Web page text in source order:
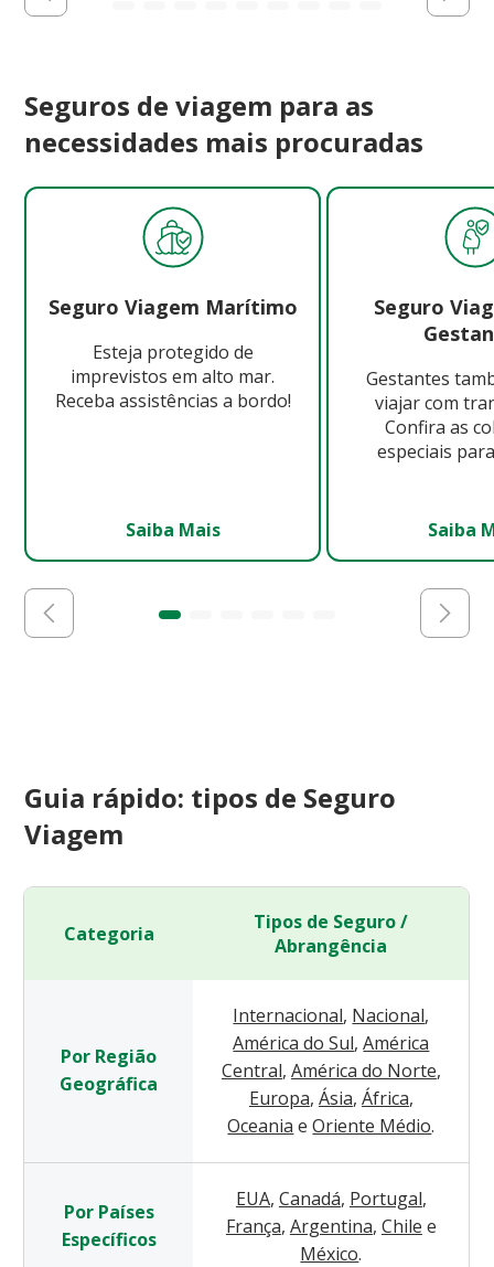
Seguros de viagem para as
necessidades mais procuradas
Seguro Viagem Marítimo
Esteja protegido de
imprevistos em alto mar.
Receba assistências a bordo!
Saiba Mais
Seguro
Gestantes
viajar com
Confira as
especiais
Saiba
Guia rápido: tipos de Seguro
Viagem
Categoria
Tipos de Seguro /
Abrangência
Por Região
Geográfica
Internacional, Nacional,
América do Sul, América
Central, América do Norte,
Europa, Ásia, África,
Oceania e Oriente Médio.
Por Países
Específicos
EUA, Canadá, Portugal,
França, Argentina, Chile e
México.